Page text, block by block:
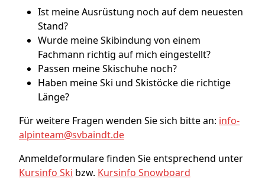
Ist meine Ausrüstung noch auf dem neuesten
Stand?
Wurde meine Skibindung von einem
Fachmann richtig auf mich eingestellt?
Passen meine Skischuhe noch?
Haben meine Ski und Skistöcke die richtige
Länge?
Für weitere Fragen wenden Sie sich bitte an: info-
alpinteam@svbaindt.de
Anmeldeformulare finden Sie entsprechend unter
Kursinfo Ski bzw. Kursinfo Snowboard